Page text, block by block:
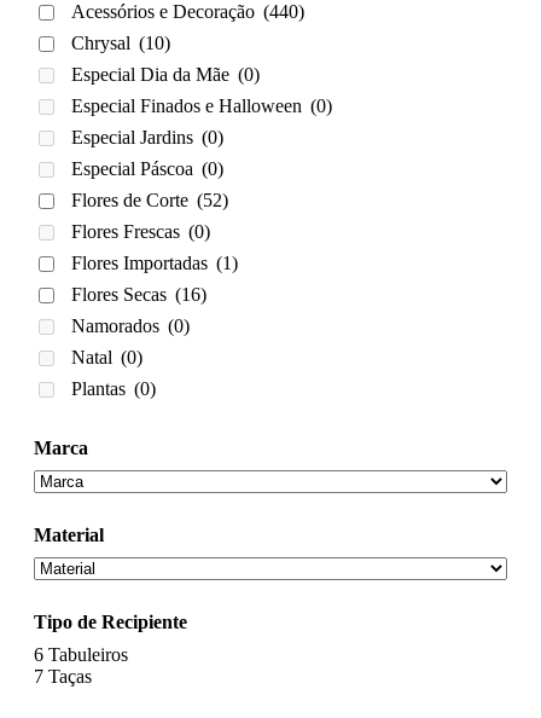
Acessórios e Decoração (440)
Chrysal (10)
Especial Dia da Mãe (0)
Especial Finados e Halloween (0)
Especial Jardins (0)
Especial Páscoa (0)
Flores de Corte (52)
Flores Frescas (0)
Flores Importadas (1)
Flores Secas (16)
Namorados (0)
Natal (0)
Plantas (0)
Marca
Material
Tipo de Recipiente
6 Tabuleiros
7 Taças